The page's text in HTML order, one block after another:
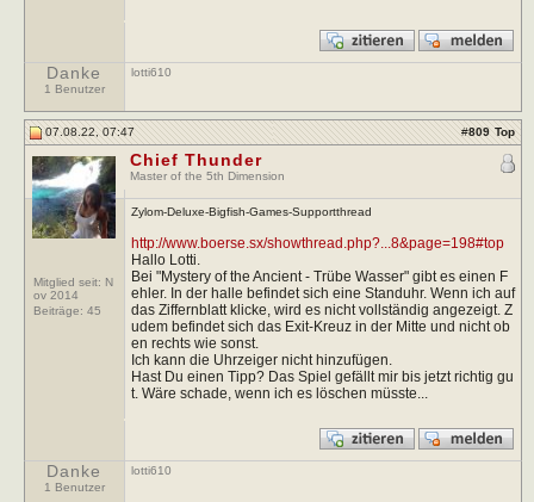
Danke
1 Benutzer
lotti610
07.08.22, 07:47 #809 Top
Mitglied seit: N
ov 2014
Beiträge: 45
Chief Thunder
Master of the 5th Dimension
Zylom-Deluxe-Bigfish-Games-Supportthread
http://www.boerse.sx/showthread.php?...8&page=198#top
Hallo Lotti.
Bei "Mystery of the Ancient - Trübe Wasser" gibt es einen F
ehler. In der halle befindet sich eine Standuhr. Wenn ich auf
das Ziffernblatt klicke, wird es nicht vollständig angezeigt. Z
udem befindet sich das Exit-Kreuz in der Mitte und nicht ob
en rechts wie sonst.
Ich kann die Uhrzeiger nicht hinzufügen.
Hast Du einen Tipp? Das Spiel gefällt mir bis jetzt richtig gu
t. Wäre schade, wenn ich es löschen müsste...
Danke
1 Benutzer
lotti610